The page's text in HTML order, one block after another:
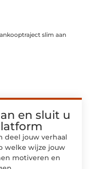
slim aan
en sluit u
deel jouw verhaal
welke wijze jouw
motiveren en